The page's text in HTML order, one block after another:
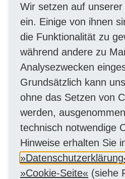
Bonn Konzerns
finden Sie eine
Homepage.
senden Sie uns bitte
Formular folgende
- Anschreiben
- Tabellarischer
Wir setzen auf
ein. Einige von ihnen
die Funktionalität zu
während andere zu
Analysezwecken
Grundsätzlich kann
ohne das Setzen von
werden,
technisch notwendige
Hinweise erhalten Sie
Datenschutzerklärung
Cookie-Seite
(siehe